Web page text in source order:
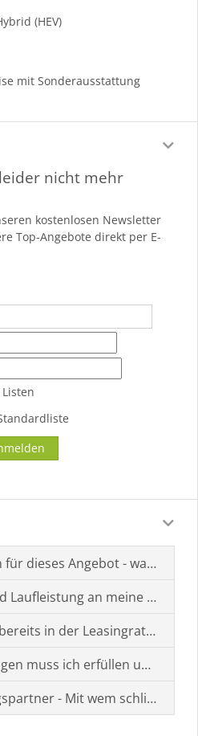
(HEV)
mit Sonderausstattung
nicht mehr
kostenlosen Newsletter
Top-Angebote direkt per E-
Listen
dieses Angebot - was muss
Laufleistung an meine
in der Leasingrate
muss ich erfüllen um einen
- Mit wem schließe ich